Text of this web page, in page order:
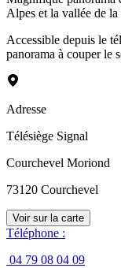
Alpes et la vallée de la
Accessible depuis le
panorama à couper le
Adresse
Télésiège Signal
Courchevel Moriond
73120 Courchevel
Voir sur la carte
Téléphone :
04 79 08 04 09